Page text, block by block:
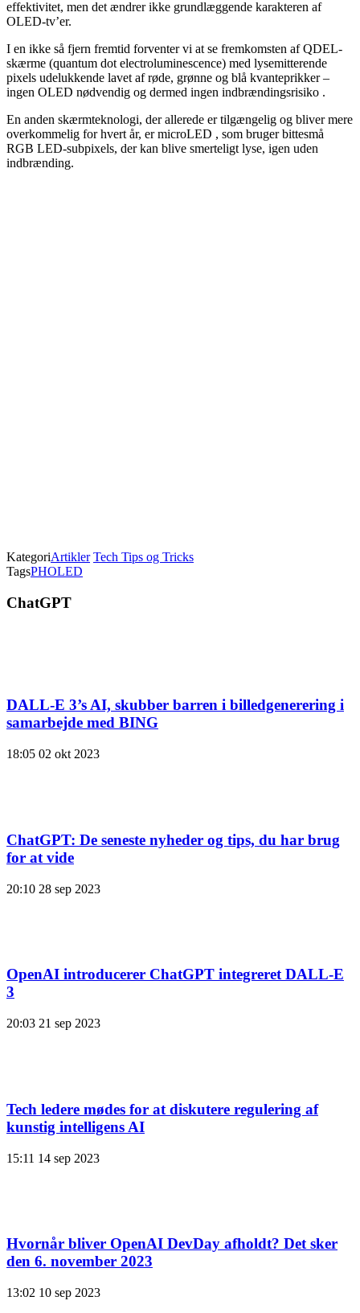
effektivitet, men det ændrer ikke grundlæggende karakteren af ​​
OLED-tv’er.
I en ikke så fjern fremtid forventer vi at se fremkomsten af ​​QDEL-
skærme (quantum dot electroluminescence) med lysemitterende
pixels udelukkende lavet af røde, grønne og blå kvanteprikker –
ingen OLED nødvendig og dermed ingen indbrændingsrisiko .
En anden skærmteknologi, der allerede er tilgængelig og bliver mere
overkommelig for hvert år, er microLED , som bruger bittesmå
RGB LED-subpixels, der kan blive smerteligt lyse, igen uden
indbrænding.
KategoriArtikler Tech Tips og Tricks
TagsPHOLED
ChatGPT
DALL-E 3’s AI, skubber barren i billedgenerering i
samarbejde med BING
18:05 02 okt 2023
ChatGPT: De seneste nyheder og tips, du har brug
for at vide
20:10 28 sep 2023
OpenAI introducerer ChatGPT integreret DALL-E
3
20:03 21 sep 2023
Tech ledere mødes for at diskutere regulering af
kunstig intelligens AI
15:11 14 sep 2023
Hvornår bliver OpenAI DevDay afholdt? Det sker
den 6. november 2023
13:02 10 sep 2023